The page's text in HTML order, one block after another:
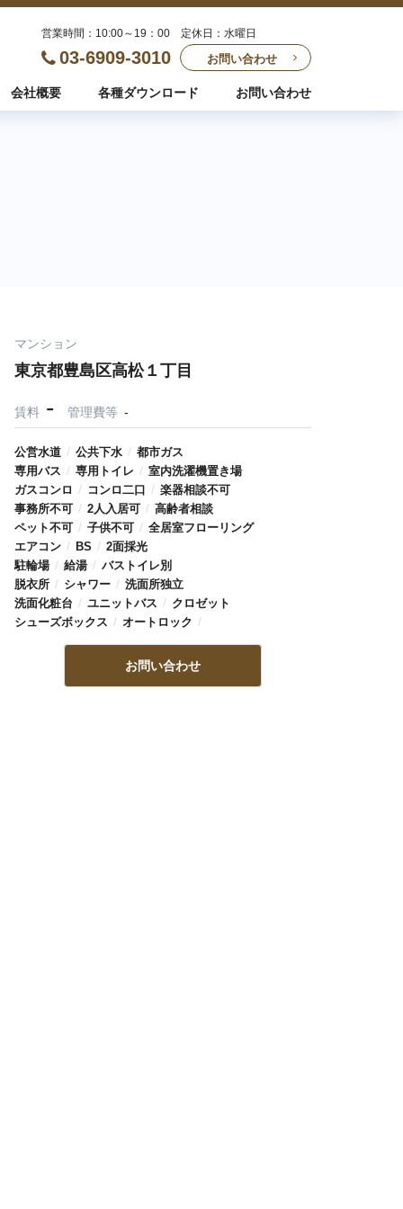
営業時間：10:00～19：00 定休日：水曜日
03-6909-3010 お問い合わせ
会社概要 各種ダウンロード お問い合わせ
マンション
東京都豊島区高松１丁目
賃料 - 管理費等 -
公営水道 / 公共下水 / 都市ガス
専用バス / 専用トイレ / 室内洗濯機置き場
ガスコンロ / コンロ二口 / 楽器相談不可
事務所不可 / 2人入居可 / 高齢者相談
ペット不可 / 子供不可 / 全居室フローリング
エアコン / BS / 2面採光
駐輪場 / 給湯 / バストイレ別
脱衣所 / シャワー / 洗面所独立
洗面化粧台 / ユニットバス / クロゼット
シューズボックス / オートロック /
お問い合わせ